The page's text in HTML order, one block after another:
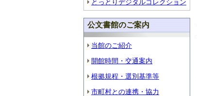
とっとりデジタルコレクション
公文書館のご案内
当館のご紹介
開館時間・交通案内
根拠規程・選別基準等
市町村との連携・協力